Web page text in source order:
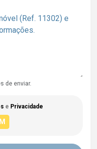
de enviar.
e Privacidade